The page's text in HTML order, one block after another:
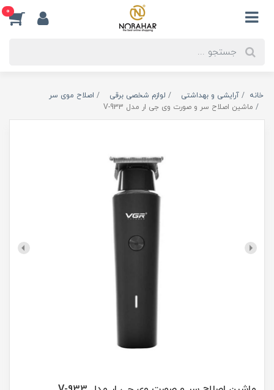
0
خانه آرایشی و بهداشتی لوازم شخصی برقی
اصلاح موی سر
ماشین اصلاح سر و صورت وی جی ار مدل V-933